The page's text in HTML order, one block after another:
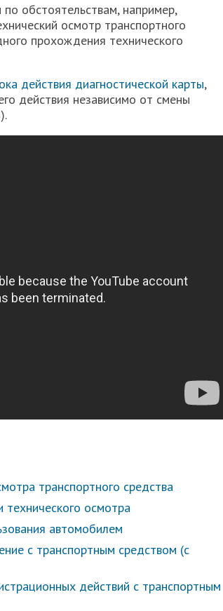
обстоятельствам, например,
осмотр транспортного
прохождения технического
действия диагностической карты,
действия независимо от смены
транспортного средства
осмотра
автомобилем
с транспортным средством (с
действий с транспортным